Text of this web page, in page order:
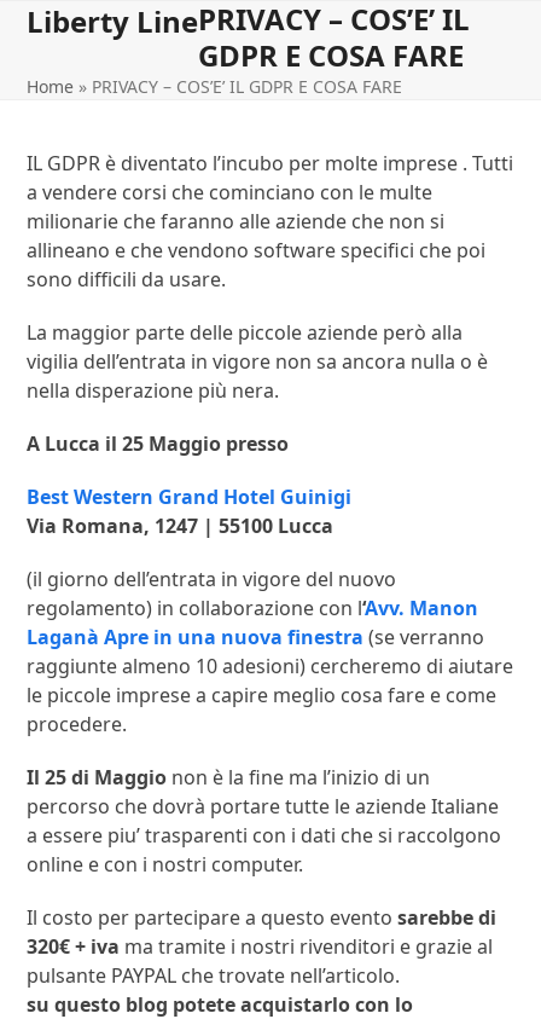
SkipLiberty Line
Open
menu
Close
menu
PRIVACY – COS’E’ IL
GDPR E COSA FARE
Home » PRIVACY – COS’E’ IL GDPR E COSA FARE
IL GDPR è diventato l’incubo per molte imprese . Tutti
a vendere corsi che cominciano con le multe
milionarie che faranno alle aziende che non si
allineano e che vendono software specifici che poi
sono difficili da usare.
La maggior parte delle piccole aziende però alla
vigilia dell’entrata in vigore non sa ancora nulla o è
nella disperazione più nera.
A Lucca il 25 Maggio presso
Best Western Grand Hotel Guinigi
Via Romana, 1247 | 55100 Lucca
(il giorno dell’entrata in vigore del nuovo
regolamento) in collaborazione con l‘Avv. Manon
Laganà Apre in una nuova finestra (se verranno
raggiunte almeno 10 adesioni) cercheremo di aiutare
le piccole imprese a capire meglio cosa fare e come
procedere.
Il 25 di Maggio non è la fine ma l’inizio di un
percorso che dovrà portare tutte le aziende Italiane
a essere piu’ trasparenti con i dati che si raccolgono
online e con i nostri computer.
Il costo per partecipare a questo evento sarebbe di
320€ + iva ma tramite i nostri rivenditori e grazie al
pulsante PAYPAL che trovate nell’articolo.
su questo blog potete acquistarlo con lo